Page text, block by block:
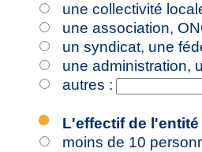
une collectivité
une association,
un syndicat, une
une administration,
autres :
L'effectif de
moins de 10